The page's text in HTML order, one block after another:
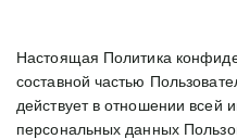
Настоящая Политика
составной частью
действует в отношении всей
персональных данных